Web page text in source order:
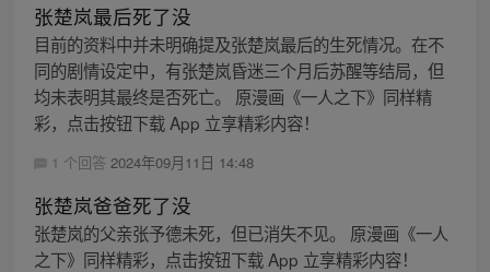
张楚岚最后死了没
目前的资料中并未明确提及张楚岚最后的生死情况。在不
同的剧情设定中，有张楚岚昏迷三个月后苏醒等结局，但
均未表明其最终是否死亡。 原漫画《一人之下》同样精
彩，点击按钮下载 App 立享精彩内容！
1 个回答 2024年09月11日 14:48
张楚岚爸爸死了没
张楚岚的父亲张予德未死，但已消失不见。 原漫画《一人
之下》同样精彩，点击按钮下载 App 立享精彩内容！